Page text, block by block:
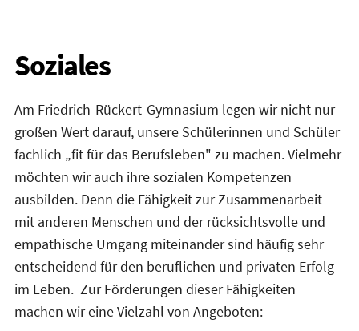
Soziales
Am Friedrich-Rückert-Gymnasium legen wir nicht nur
großen Wert darauf, unsere Schülerinnen und Schüler
fachlich „fit für das Berufsleben" zu machen. Vielmehr
möchten wir auch ihre sozialen Kompetenzen
ausbilden. Denn die Fähigkeit zur Zusammenarbeit
mit anderen Menschen und der rücksichtsvolle und
empathische Umgang miteinander sind häufig sehr
entscheidend für den beruflichen und privaten Erfolg
im Leben. Zur Förderungen dieser Fähigkeiten
machen wir eine Vielzahl von Angeboten: